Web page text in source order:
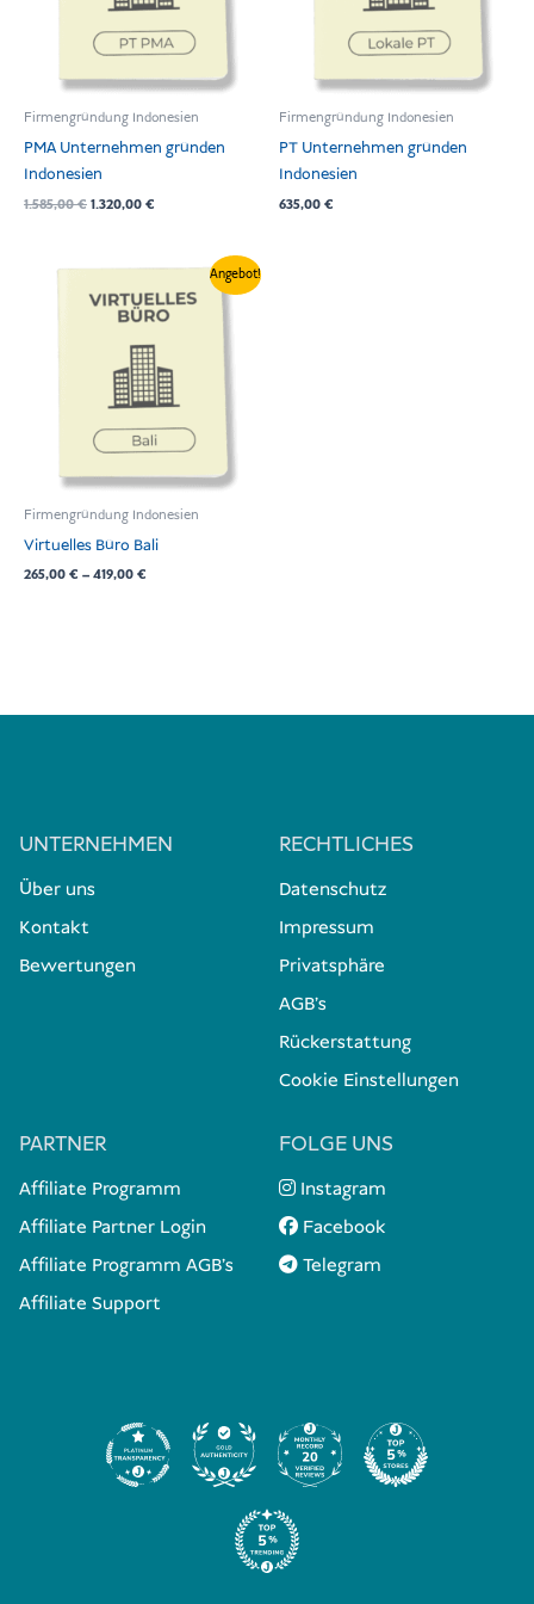
Firmengründung Indonesien
PMA Unternehmen gründen
Indonesien
1.585,00€1.320,00€
Firmengründung Indonesien
PT Unternehmen gründen
Indonesien
635,00€
Angebot!
Firmengründung Indonesien
Virtuelles Büro Bali
265,00€ –419,00€
Preisspanne:
265,00 €
bis
419,00 €
UNTERNEHMEN
Über uns
Kontakt
Bewertungen
RECHTLICHES
Datenschutz
Impressum
Privatsphäre
AGB's
Rückerstattung
Cookie Einstellungen
PARTNER
Affiliate Programm
Affiliate Partner Login
Affiliate Programm AGB's
Affiliate Support
FOLGE UNS
Instagram
Facebook
Telegram